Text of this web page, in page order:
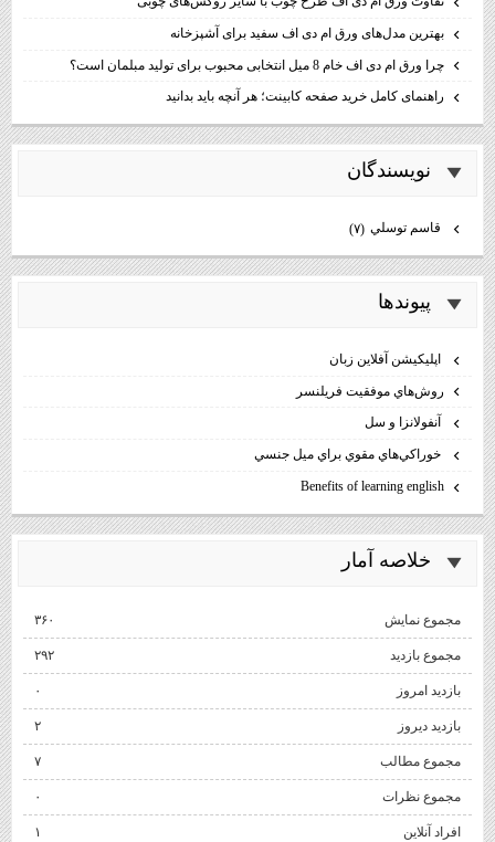
بهترین مدل‌های ورق ام دی اف سفید برای آشپزخانه
چرا ورق ام دی اف خام 8 میل انتخابی محبوب برای تولید مبلمان است؟
راهنمای کامل خرید صفحه کابینت؛ هر آنچه باید بدانید
نويسندگان
قاسم توسلي (۷)
پيوندها
اپليكيشن آفلاين زبان
روش‌هاي موفقيت فريلنسر
آنفولانزا و سل
خوراكي‌هاي مقوي براي ميل جنسي
Benefits of learning english
خلاصه آمار
مجموع نمایش‌ ۳۶۰
مجموع بازدید ۲۹۲
بازدید امروز ۰
بازدید دیروز ۲
مجموع مطالب ۷
مجموع نظرات ۰
افراد آنلاین ۱